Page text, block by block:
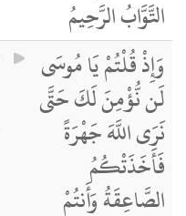
التَّوَّابُ الرَّحِيمُ
وَإِذْ قُلْتُمْ يَا مُوسَى
لَن نُّؤْمِنَ لَكَ حَتَّى
نَرَى اللَّهَ جَهْرَةً
فَأَخَذَتْكُمُ
الصَّاعِقَةُ وَأَنتُمْ